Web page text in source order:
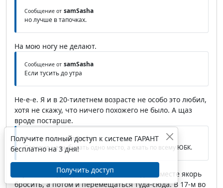
Сообщение от samSasha
но лучше в тапочках.
На мою ногу не делают.
Сообщение от samSasha
Если тусить до утра
Не-е-е. Я и в 20-тилетнем возрасте не особо это любил,
хотя не скажу, что ничего похожего не было. А щаз
вроде постарше.
Сообщение от samSasha
Советую не выбирать одно место, а ехать по всему ЮБК.
Хороший вид отдыха, но хочется в одном месте якорь
бросить, а потом и перемещаться туда-сюда. В 17-м во
Получите полный доступ к системе ГАРАНТ
бесплатно на 3 дня!
Получить доступ